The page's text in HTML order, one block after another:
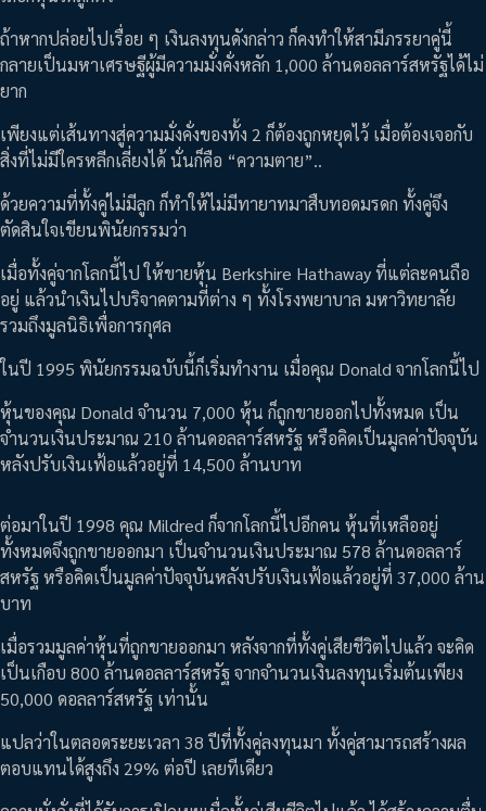
ถ้าหากปล่อยไปเรื่อย ๆ เงินลงทุนดังกล่าว ก็คงทำให้สามีภรรยาคู่นี้
กลายเป็นมหาเศรษฐีผู้มีความมั่งคั่งหลัก 1,000 ล้านดอลลาร์สหรัฐได้ไม่
ยาก
เพียงแต่เส้นทางสู่ความมั่งคั่งของทั้ง 2 ก็ต้องถูกหยุดไว้ เมื่อต้องเจอกับ
สิ่งที่ไม่มีใครหลีกเลี่ยงได้ นั่นก็คือ “ความตาย”..
ด้วยความที่ทั้งคู่ไม่มีลูก ก็ทำให้ไม่มีทายาทมาสืบทอดมรดก ทั้งคู่จึง
ตัดสินใจเขียนพินัยกรรมว่า
เมื่อทั้งคู่จากโลกนี้ไป ให้ขายหุ้น Berkshire Hathaway ที่แต่ละคนถือ
อยู่ แล้วนำเงินไปบริจาคตามที่ต่าง ๆ ทั้งโรงพยาบาล มหาวิทยาลัย
รวมถึงมูลนิธิเพื่อการกุศล
ในปี 1995 พินัยกรรมฉบับนี้ก็เริ่มทำงาน เมื่อคุณ Donald จากโลกนี้ไป
หุ้นของคุณ Donald จำนวน 7,000 หุ้น ก็ถูกขายออกไปทั้งหมด เป็น
จำนวนเงินประมาณ 210 ล้านดอลลาร์สหรัฐ หรือคิดเป็นมูลค่าปัจจุบัน
หลังปรับเงินเฟ้อแล้วอยู่ที่ 14,500 ล้านบาท
ต่อมาในปี 1998 คุณ Mildred ก็จากโลกนี้ไปอีกคน หุ้นที่เหลืออยู่
ทั้งหมดจึงถูกขายออกมา เป็นจำนวนเงินประมาณ 578 ล้านดอลลาร์
สหรัฐ หรือคิดเป็นมูลค่าปัจจุบันหลังปรับเงินเฟ้อแล้วอยู่ที่ 37,000 ล้าน
บาท
เมื่อรวมมูลค่าหุ้นที่ถูกขายออกมา หลังจากที่ทั้งคู่เสียชีวิตไปแล้ว จะคิด
เป็นเกือบ 800 ล้านดอลลาร์สหรัฐ จากจำนวนเงินลงทุนเริ่มต้นเพียง
50,000 ดอลลาร์สหรัฐ เท่านั้น
แปลว่าในตลอดระยะเวลา 38 ปีที่ทั้งคู่ลงทุนมา ทั้งคู่สามารถสร้างผล
ตอบแทนได้สูงถึง 29% ต่อปี เลยทีเดียว